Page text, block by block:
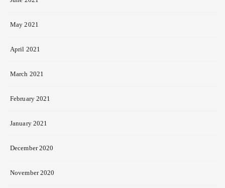
May 2021
April 2021
March 2021
February 2021
January 2021
December 2020
November 2020